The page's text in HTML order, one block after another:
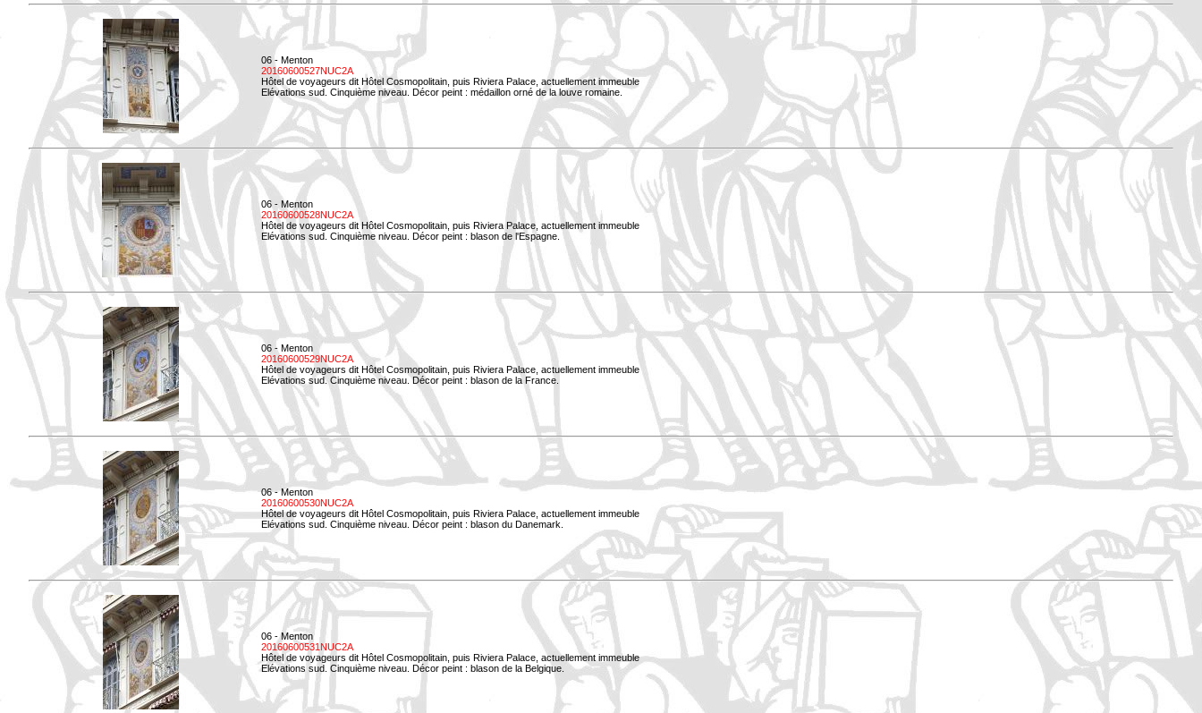
06 - Menton
20160600527NUC2A
Hôtel de voyageurs dit Hôtel Cosmopolitain, puis Riviera Palace, actuellement immeuble
Elévations sud. Cinquième niveau. Décor peint : médaillon orné de la louve romaine.
06 - Menton
20160600528NUC2A
Hôtel de voyageurs dit Hôtel Cosmopolitain, puis Riviera Palace, actuellement immeuble
Elévations sud. Cinquième niveau. Décor peint : blason de l'Espagne.
06 - Menton
20160600529NUC2A
Hôtel de voyageurs dit Hôtel Cosmopolitain, puis Riviera Palace, actuellement immeuble
Elévations sud. Cinquième niveau. Décor peint : blason de la France.
06 - Menton
20160600530NUC2A
Hôtel de voyageurs dit Hôtel Cosmopolitain, puis Riviera Palace, actuellement immeuble
Elévations sud. Cinquième niveau. Décor peint : blason du Danemark.
06 - Menton
20160600531NUC2A
Hôtel de voyageurs dit Hôtel Cosmopolitain, puis Riviera Palace, actuellement immeuble
Elévations sud. Cinquième niveau. Décor peint : blason de la Belgique.